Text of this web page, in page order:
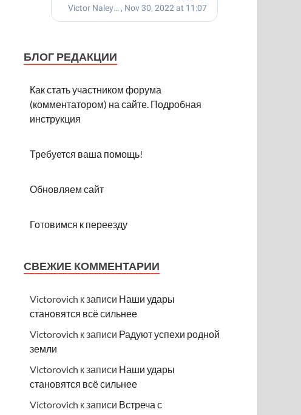
БЛОГ РЕДАКЦИИ
Как стать участником форума
(комментатором) на сайте. Подробная
инструкция
Требуется ваша помощь!
Обновляем сайт
Готовимся к переезду
СВЕЖИЕ КОММЕНТАРИИ
Victorovich к записи Наши удары
становятся всё сильнее
Victorovich к записи Радуют успехи родной
земли
Victorovich к записи Наши удары
становятся всё сильнее
Victorovich к записи Встреча с